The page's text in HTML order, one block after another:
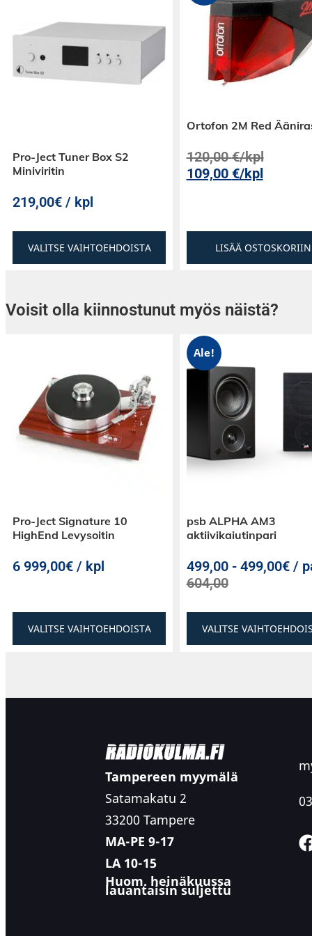
Pro-Ject Tuner Box S2
Miniviritin
219,00€ / kpl
VALITSE VAIHTOEHDOISTA
Ortofon 2M Red
120,00€/kpl
109,00 €/kpl
LISÄÄ OSTOSKORIIN
Voisit olla kiinnostunut myös näistä?
Pro-Ject Signature 10
HighEnd Levysoitin
6 999,00€ / kpl
VALITSE VAIHTOEHDOISTA
Ale!
psb ALPHA AM3
aktiivikaiutinpari
499,00- 499,00€ /
604,00
VALITSE
Tampereen myymälä
Satamakatu 2
33200 Tampere
MA-PE 9-17
LA 10-15
Huom. heinäkuussa
lauantaisin suljettu